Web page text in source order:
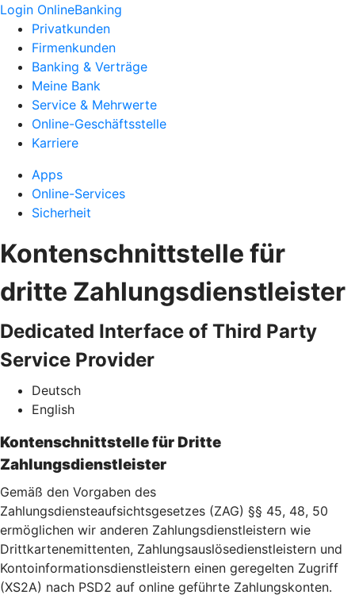
Login OnlineBanking
Privatkunden
Firmenkunden
Banking & Verträge
Meine Bank
Service & Mehrwerte
Online-Geschäftsstelle
Karriere
Apps
Online-Services
Sicherheit
Kontenschnittstelle für
dritte Zahlungsdienstleister
Dedicated Interface of Third Party
Service Provider
Deutsch
English
Kontenschnittstelle für Dritte
Zahlungsdienstleister
Gemäß den Vorgaben des
Zahlungsdiensteaufsichtsgesetzes (ZAG) §§ 45, 48, 50
ermöglichen wir anderen Zahlungsdienstleistern wie
Drittkartenemittenten, Zahlungsauslösedienstleistern und
Kontoinformationsdienstleistern einen geregelten Zugriff
(XS2A) nach PSD2 auf online geführte Zahlungskonten.